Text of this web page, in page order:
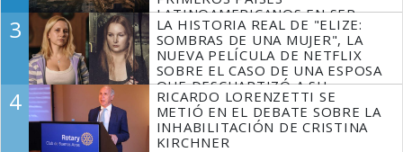
LATINOAMERICANOS EN SER
DERROTADOS
3
LA HISTORIA REAL DE "ELIZE:
SOMBRAS DE UNA MUJER", LA
NUEVA PELÍCULA DE NETFLIX
SOBRE EL CASO DE UNA ESPOSA
QUE DESCUARTIZÓ A SU
MARIDO
4
RICARDO LORENZETTI SE
METIÓ EN EL DEBATE SOBRE LA
INHABILITACIÓN DE CRISTINA
KIRCHNER